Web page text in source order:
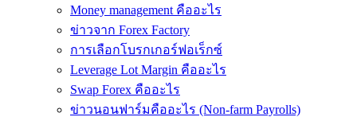
Money management คืออะไร
ข่าวจาก Forex Factory
การเลือกโบรกเกอร์ฟอเร็กซ์
Leverage Lot Margin คืออะไร
Swap Forex คืออะไร
ข่าวนอนฟาร์มคืออะไร (Non-farm Payrolls)